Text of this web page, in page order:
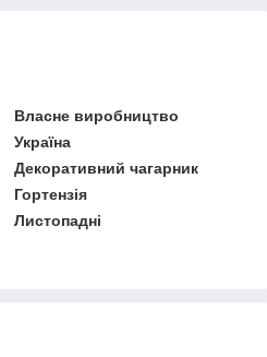
Власне виробництво
Україна
Декоративний чагарник
Гортензія
Листопадні